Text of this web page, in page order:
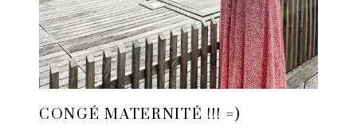
CONGÉ MATERNITÉ !!! =)